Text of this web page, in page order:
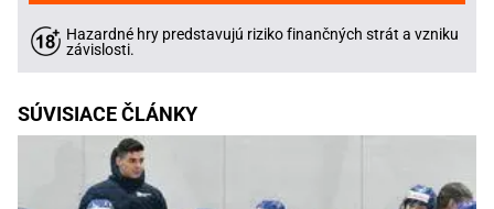
Hazardné hry predstavujú riziko finančných strát a vzniku
závislosti.
SÚVISIACE ČLÁNKY